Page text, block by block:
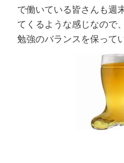
で働いている皆さんも週
てくるような感じなので
勉強のバランスを保って